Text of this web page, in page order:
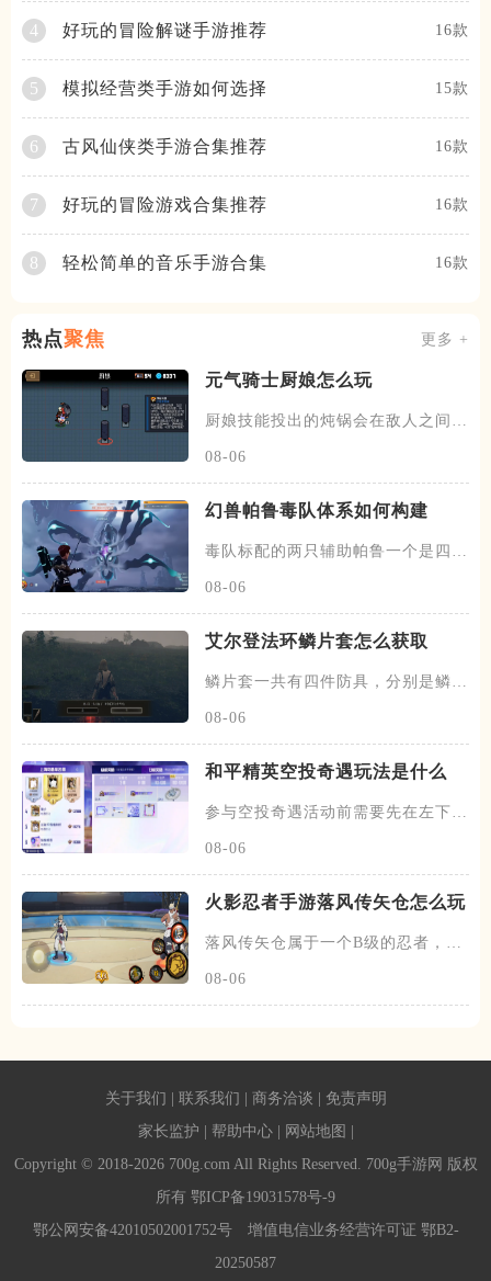
4 好玩的冒险解谜手游推荐 16款
5 模拟经营类手游如何选择 15款
6 古风仙侠类手游合集推荐 16款
7 好玩的冒险游戏合集推荐 16款
8 轻松简单的音乐手游合集 16款
热点聚焦 更多 +
元气骑士厨娘怎么玩
厨娘技能投出的炖锅会在敌人之间反
08-06
幻兽帕鲁毒队体系如何构建
毒队标配的两只辅助帕鲁一个是四星
08-06
艾尔登法环鳞片套怎么获取
鳞片套一共有四件防具，分别是鳞片
08-06
和平精英空投奇遇玩法是什么
参与空投奇遇活动前需要先在左下角
08-06
火影忍者手游落风传矢仓怎么玩
落风传矢仓属于一个B级的忍者，带
08-06
关于我们 联系我们 商务洽谈
免责声明
家长监护
帮助中心 网站地图
Copyright © 2018-2026 700g.com All Rights Reserved. 700g手游网 版权
所有 鄂ICP备19031578号-9
鄂公网安备42010502001752号增值电信业务经营许可证 鄂B2-
20250587